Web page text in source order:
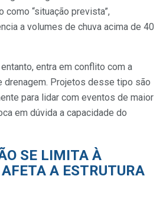
“situação prevista”,
a volumes de chuva acima de 40
entra em conflito com a
drenagem. Projetos desse tipo são
para lidar com eventos de maior
em dúvida a capacidade do
SE LIMITA À
A ESTRUTURA